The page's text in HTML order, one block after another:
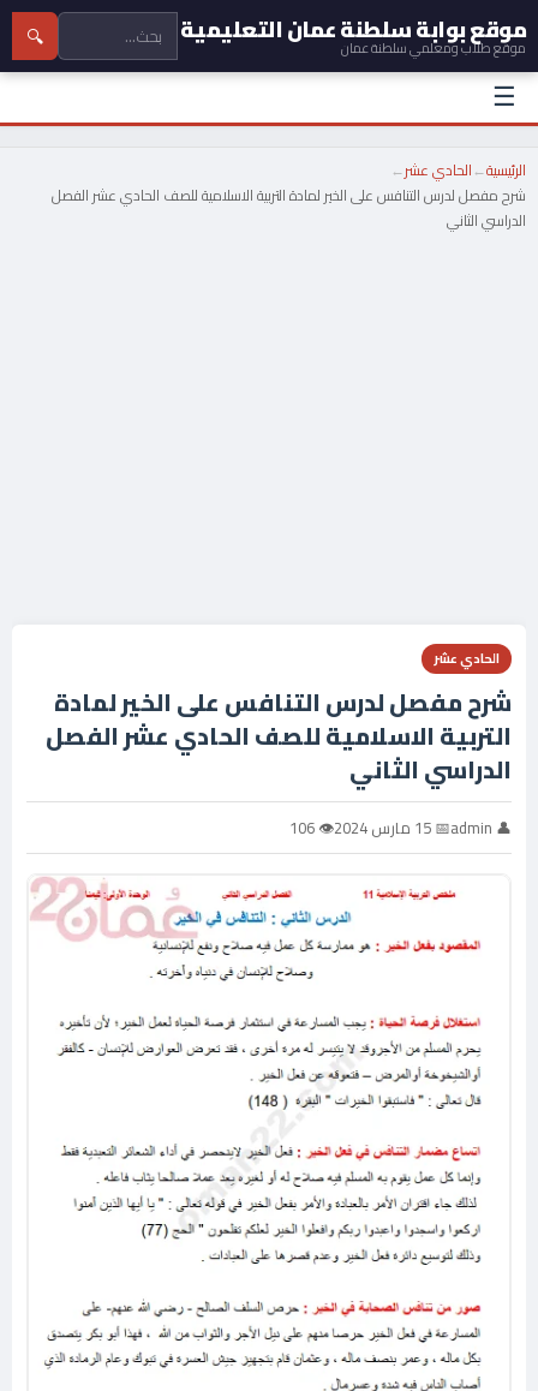
موقع بوابة سلطنة عمان التعليمية
موقع طلاب ومعلمي سلطنة عمان 🔍
☰
الرئيسية←الحادي عشر←
شرح مفصل لدرس التنافس على الخير لمادة التربية الاسلامية للصف الحادي عشر الفصل
الدراسي الثاني
الحادي عشر
شرح مفصل لدرس التنافس على الخير لمادة
التربية الاسلامية للصف الحادي عشر الفصل
الدراسي الثاني
👤 admin 📅 15 مارس 2024 👁 106